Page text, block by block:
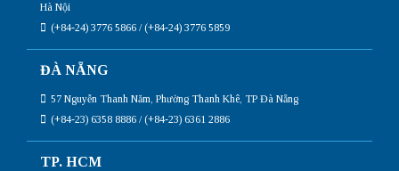
Hà Nội
(+84-24) 3776 5866 / (+84-24) 3776 5859
ĐÀ NẴNG
57 Nguyễn Thanh Năm, Phường Thanh Khê, TP Đà Nẵng
(+84-23) 6358 8886 / (+84-23) 6361 2886
TP. HCM